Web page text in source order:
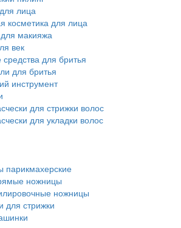
лица
косметика для лица
макияжа
век
для бритья
для бритья
инструмент
для стрижки волос
для укладки волос
парикмахерские
ножницы
ножницы
для стрижки